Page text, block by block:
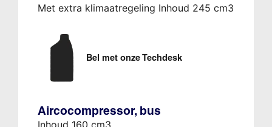
Met extra klimaatregeling Inhoud 245 cm3
Bel met onze Techdesk
Aircocompressor, bus
Inhoud 160 cm3